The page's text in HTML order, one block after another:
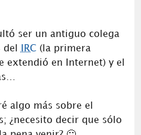
ser un antiguo colega
del
IRC(la primera
extendió en Internet) y el
algo más sobre el
¿necesito decir que sólo